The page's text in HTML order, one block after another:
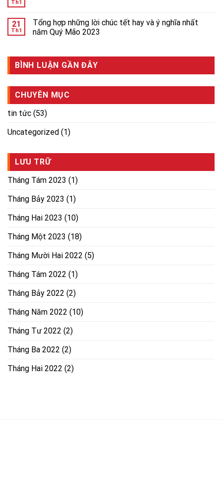
Th1
21
Th1
Tổng hợp những lời chúc tết hay và ý nghĩa nhất
năm Quý Mão 2023
BÌNH LUẬN GẦN ĐÂY
CHUYÊN MỤC
tin tức (53)
Uncategorized (1)
LƯU TRỮ
Tháng Tám 2023 (1)
Tháng Bảy 2023 (1)
Tháng Hai 2023 (10)
Tháng Một 2023 (18)
Tháng Mười Hai 2022 (5)
Tháng Tám 2022 (1)
Tháng Bảy 2022 (2)
Tháng Năm 2022 (10)
Tháng Tư 2022 (2)
Tháng Ba 2022 (2)
Tháng Hai 2022 (2)